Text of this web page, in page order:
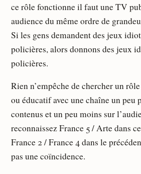
ce rôle fonctionne il faut une TV
audience du même ordre de
Si les gens demandent des jeux
policières, alors donnons des jeux
policières.
Rien n’empêche de chercher un
ou éducatif avec une chaîne un peu
contenus et un peu moins sur
reconnaissez France 5 / Arte dans
France 2 / France 4 dans le
pas une coïncidence.